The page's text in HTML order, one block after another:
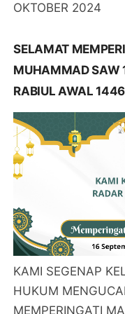
OKTOBER 2024
SELAMAT
MUHAMMAD SAW
RABIUL AWAL 1446
KAMI SEGENAP
HUKUM
MEMPERINGATI